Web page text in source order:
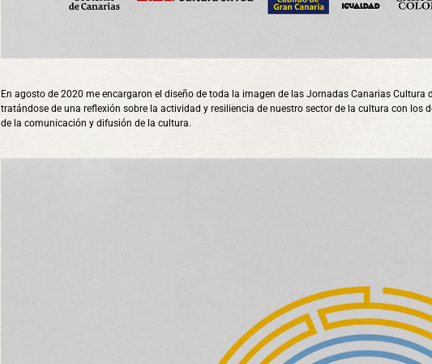
En agosto de 2020 me encargaron el diseño de toda la imagen de las Jornadas Canarias Cultura
tratándose de una reflexión sobre la actividad y resiliencia de nuestro sector de la cultura con
de la comunicación y difusión de la cultura.